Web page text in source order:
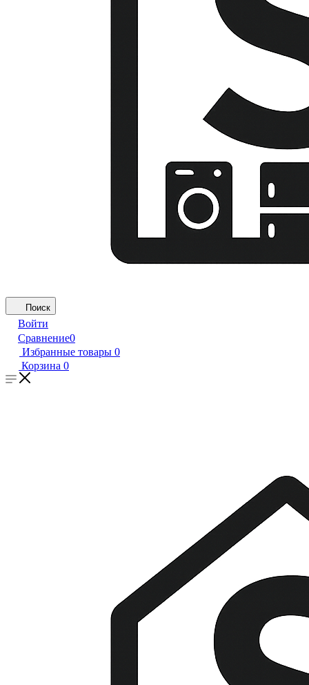
Поиск
Войти
Сравнение0
Избранные товары 0
Корзина 0